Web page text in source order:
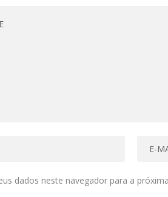
dados neste navegador para a